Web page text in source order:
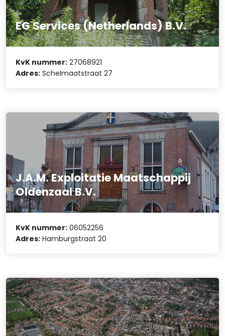
EG Services (Netherlands) B.V.
KvK nummer: 27068921
Adres: Schelmaatstraat 27
J.A.M. Exploitatie Maatschappij
Oldenzaal B.V.
KvK nummer: 06052256
Adres: Hamburgstraat 20